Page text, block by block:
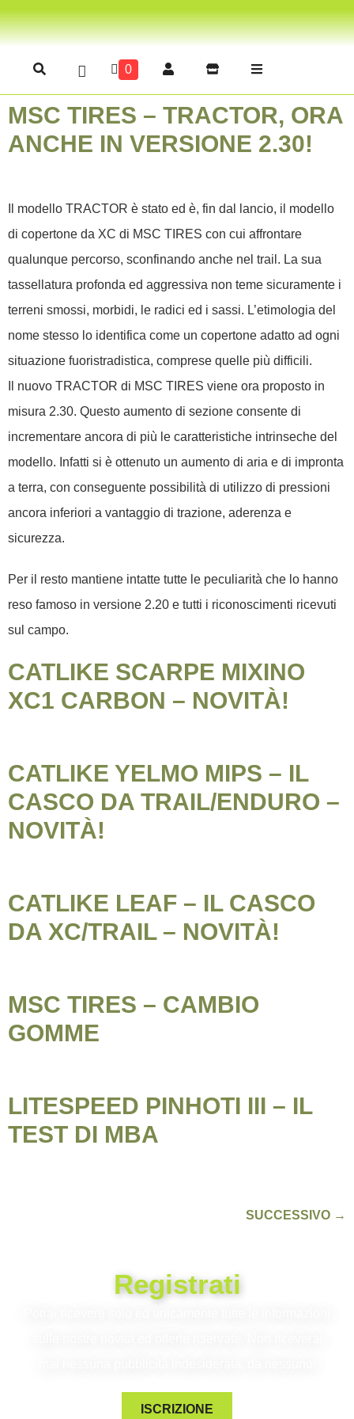
0
MSC TIRES – TRACTOR, ORA
ANCHE IN VERSIONE 2.30!
Il modello TRACTOR è stato ed è, fin dal lancio, il modello
di copertone da XC di MSC TIRES con cui affrontare
qualunque percorso, sconfinando anche nel trail. La sua
tassellatura profonda ed aggressiva non teme sicuramente i
terreni smossi, morbidi, le radici ed i sassi. L’etimologia del
nome stesso lo identifica come un copertone adatto ad ogni
situazione fuoristradistica, comprese quelle più difficili.
Il nuovo TRACTOR di MSC TIRES viene ora proposto in
misura 2.30. Questo aumento di sezione consente di
incrementare ancora di più le caratteristiche intrinseche del
modello. Infatti si è ottenuto un aumento di aria e di impronta
a terra, con conseguente possibilità di utilizzo di pressioni
ancora inferiori a vantaggio di trazione, aderenza e
sicurezza.
Per il resto mantiene intatte tutte le peculiarità che lo hanno
reso famoso in versione 2.20 e tutti i riconoscimenti ricevuti
sul campo.
CATLIKE SCARPE MIXINO
XC1 CARBON – NOVITÀ!
CATLIKE YELMO MIPS – IL
CASCO DA TRAIL/ENDURO –
NOVITÀ!
CATLIKE LEAF – IL CASCO
DA XC/TRAIL – NOVITÀ!
MSC TIRES – CAMBIO
GOMME
LITESPEED PINHOTI III – IL
TEST DI MBA
SUCCESSIVO →
Registrati
ISCRIZIONE